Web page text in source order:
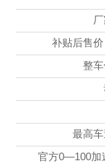
补贴后售价
整
最高
官方0—100加